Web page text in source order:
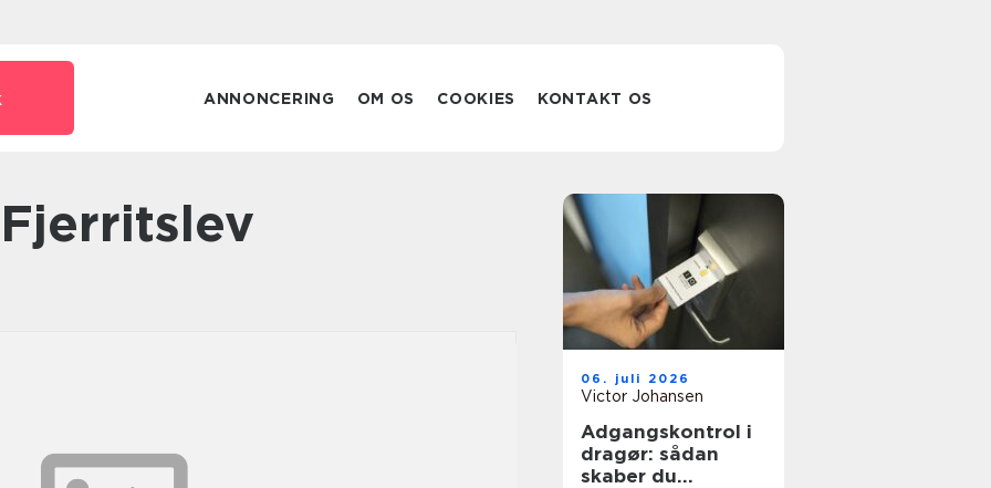
ANNONCERING OM OS COOKIES KONTAKT OS
Fjerritslev
06. juli 2026
Victor Johansen
Adgangskontrol i
dragør: sådan
skaber du